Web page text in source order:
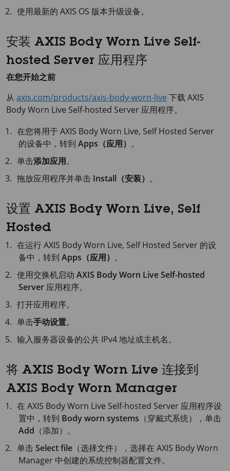
使用最新的AXIS OS 版本升级设备。
安装 AXIS Body Worn Live Self-
hosted Server 应用程序
在您开始之前
从 axis.com/products/axis-body-worn-live 下载 AXIS
BodyWorn Live Self-hosted Server 应用程序。
在您将用于AXIS BodyWorn Live, Self Hosted Server
的设备中，转到 Apps（应用） 。
单击添加应用。
拖放应用程序并单击 Install（安装） 。
设置 AXIS Body Worn Live, Self
Hosted
在运行AXIS BodyWorn Live, Self Hosted Server 的设
备中，转到 Apps（应用） 。
使用交换机启动AXIS Body Worn Live Self-hosted
Server 应用程序。
打开应用程序。
单击手动设置。
输入服务器设备的公共 IPv4 地址或主机名。
将 AXIS Body Worn Live 连接到
AXIS Body Worn Manager
在AXIS BodyWorn Live Self-hosted Server 应用程序设
置中，转到 Body worn systems （穿戴式系统），单击
Add （添加）。
单击Select file （选择文件），选择在 AXIS Body Worn
Manager 中创建的系统控制器配置文件。